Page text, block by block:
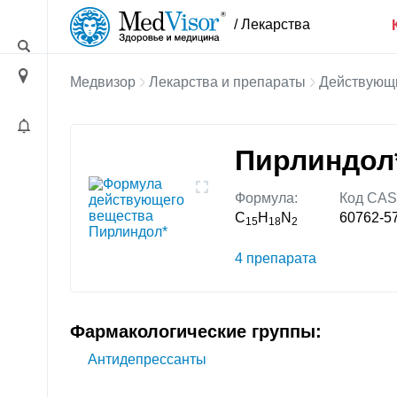
/ Лекарства
Медвизор Лекарства и препараты
Формула:
C15H 18N 2
Код
60762-
4 препарата
Фармакологические группы:
Антидепрессанты